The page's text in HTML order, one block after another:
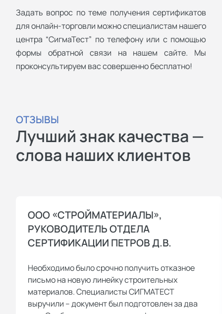
Задать вопрос по теме получения сертификатов
для онлайн-торговли можно специалистам нашего
центра “СигмаТест” по телефону или с помощью
формы обратной связи на нашем сайте. Мы
проконсультируем вас совершенно бесплатно!
ОТЗЫВЫ
Лучший знак качества —
слова наших клиентов
ООО «СТРОЙМАТЕРИАЛЫ»,
РУКОВОДИТЕЛЬ ОТДЕЛА
СЕРТИФИКАЦИИ ПЕТРОВ Д.В.
Необходимо было срочно получить отказное
письмо на новую линейку строительных
материалов. Специалисты СИГМАТЕСТ
выручили – документ был подготовлен за два